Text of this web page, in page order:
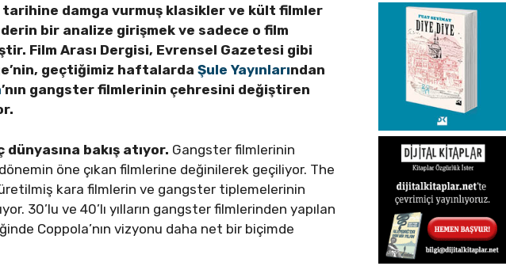
tarihine damga vurmuş klasikler ve kült filmler
bir analize girişmek ve sadece o film
Film Arası Dergisi, Evrensel Gazetesi gibi
geçtiğimiz haftalardaŞule Yayınlarından
’nın gangster filmlerinin çehresini değiştiren
bakış atıyor. Gangster filmlerinin
öne çıkan filmlerine değinilerek geçiliyor. The
üretilmiş kara filmlerin ve gangster tiplemelerinin
30’lu ve 40’lı yılların gangster filmlerinden yapılan
Coppola’nın vizyonu daha net bir biçimde